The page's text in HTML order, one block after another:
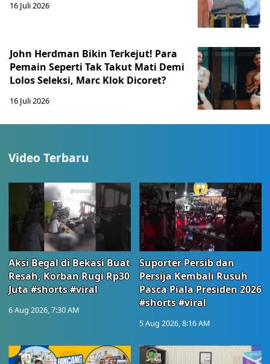
16 Juli 2026
John Herdman Bikin Terkejut! Para
Pemain Seperti Tak Takut Mati Demi
Lolos Seleksi, Marc Klok Dicoret?
16 Juli 2026
Video Terbaru
Aksi Begal di Bekasi Buat
Resah, Korban Rugi Rp30
Juta #shorts #viral
6 Aug 2026, 7:30 AM
Suporter Persib dan
Persija Kembali Rusuh
Pasca Piala Presiden 2026
#shorts #viral
5 Aug 2026, 8:16 AM